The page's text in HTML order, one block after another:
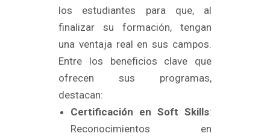
los estudiantes para que, al
finalizar su formación, tengan
una ventaja real en sus campos.
Entre los beneficios clave que
ofrecen sus programas,
destacan:
Certificación en Soft Skills:
Reconocimientos en